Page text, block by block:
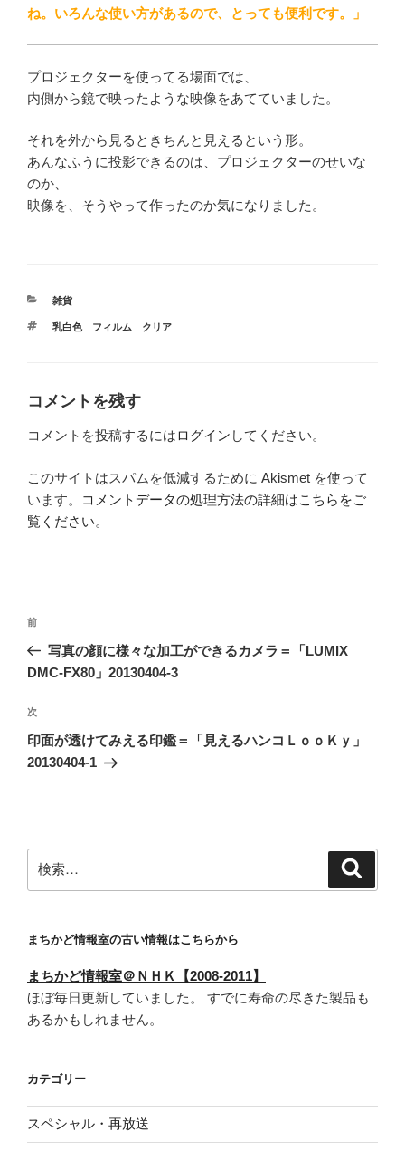
ね。いろんな使い方があるので、とっても便利です。」
プロジェクターを使ってる場面では、
内側から鏡で映ったような映像をあてていました。
それを外から見るときちんと見えるという形。
あんなふうに投影できるのは、プロジェクターのせいな
のか、
映像を、そうやって作ったのか気になりました。
カ
ゴ
雑貨
タ
乳白色 フィルム クリア
コメントを残す
コメントを投稿するにはログイン してください。
このサイトはスパムを低減するために Akismet を使って
います。
コメントデータの処理方法の詳細はこちらをご
覧ください。
投
ナ
ゲ
ー
シ
前
の
投
前
写真の顔に様々な加工ができるカメラ＝「LUMIX
DMC-FX80」20130404-3
次
の
投
次
印面が透けてみえる印鑑＝「見えるハンコＬｏｏＫｙ」
20130404-1
索:
まちかど情報室の古い情報はこちらから
まちかど情報室＠ＮＨＫ【2008-2011】
ほぼ毎日更新していました。 すでに寿命の尽きた製品も
あるかもしれません。
カテゴリー
スペシャル・再放送